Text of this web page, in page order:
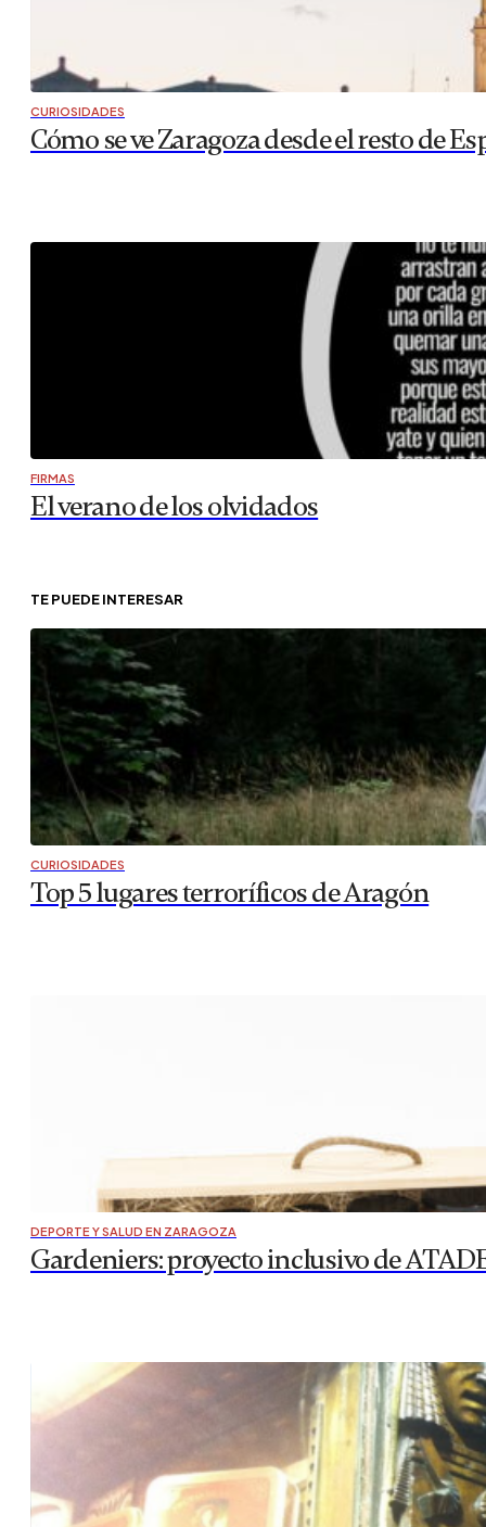
CURIOSIDADES
Cómo se ve Zaragoza desde el resto de
FIRMAS
El verano de los olvidados
TE PUEDE INTERESAR
CURIOSIDADES
Top 5 lugares terroríficos de Aragón
DEPORTE Y SALUD EN ZARAGOZA
Gardeniers: proyecto inclusivo de